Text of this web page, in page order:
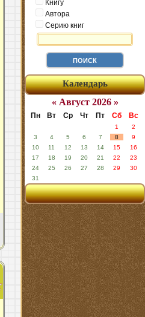
Книгу
Автора
Серию книг
Календарь
« Август 2026 »
Пн Вт Ср Чт Пт Сб Вс
1
2
3
4 5 6 7 8
9
10
11 12 13 14 15
16
17
18 19 20 21 22
23
24
25 26 27 28 29
30
31